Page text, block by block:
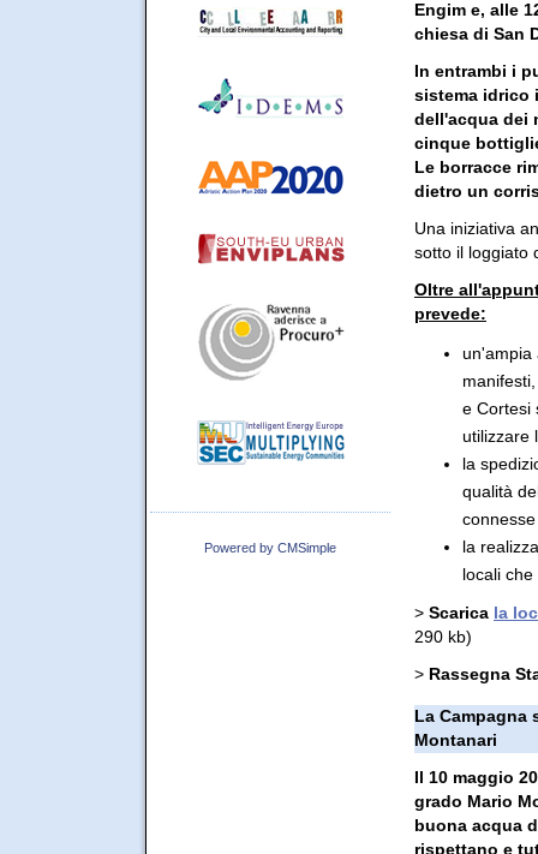
Powered by CMSimple
Engim e, alle
chiesa di San
In entrambi i
sistema idrico
dell'acqua dei
cinque
Le borracce
dietro un
Una iniziativa
sotto il loggiato
Oltre
prevede:
un'ampia
e Cortesi
utilizzare
la
qualità
la
locali
> Scarica la
290 kb)
> Rassegna
La Campagna
Montanari
Il 10 maggio
grado Mario
buona acqua
rispettano e